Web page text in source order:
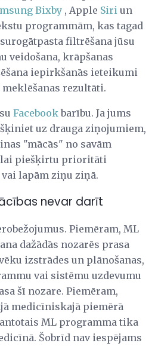
Bixby , Apple Siri un
programmām, kas tagad
filtrēšana jūsu
veidošana, krāpšanas
iepirkšanās ieteikumi
rezultāti.
Facebookbarību. Ja jums
uz drauga ziņojumiem,
"mācās" no savām
lai piešķirtu prioritāti
lapām ziņu ziņā.
nevar darīt
Piemēram, ML
dažādās nozarēs prasa
izstrādes un plānošanas,
vai sistēmu uzdevumu
šī nozare. Piemēram,
medicīniskajā piemērā
ML programma tika
Šobrīd nav iespējams